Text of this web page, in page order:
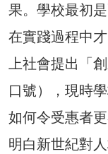
果。學校最初
在實踐過程中
上社會提出「
口號），現時
如何令受惠者
明白新世紀對